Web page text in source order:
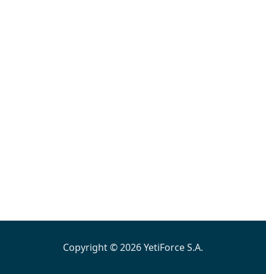
Copyright © 2026 YetiForce S.A.